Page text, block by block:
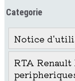
Categorie
Notice
RTA